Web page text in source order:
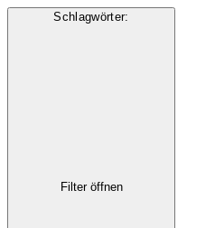
Schlagwörter:
Filter öffnen